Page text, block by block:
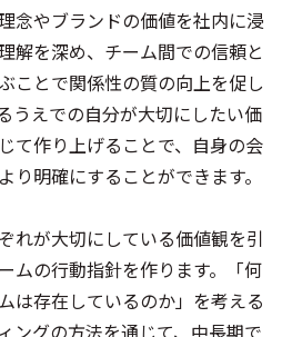
念やブランドの価値を社内に浸
解を深め、チーム間での信頼と
ことで関係性の質の向上を促し
うえでの自分が大切にしたい価
て作り上げることで、自身の会
り明確にすることができます。
れが大切にしている価値観を引
ムの行動指針を作ります。「何
は存在しているのか」を考える